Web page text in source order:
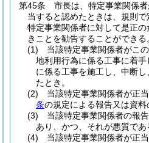
第45条
市長は、特定事業関係
当すると認めたときは、規則
特定事業関係者に対して是正
きことを勧告することができる
(1)
当該特定事業関係者がこ
地利用行為に係る工事に着
に係る工事を施工し、中断
たとき。
(2)
当該特定事業関係者が正
条の規定による報告又は資料
(3)
当該特定事業関係者の報
あり、かつ、それが悪質であ
(4)
当該特定事業関係者が正